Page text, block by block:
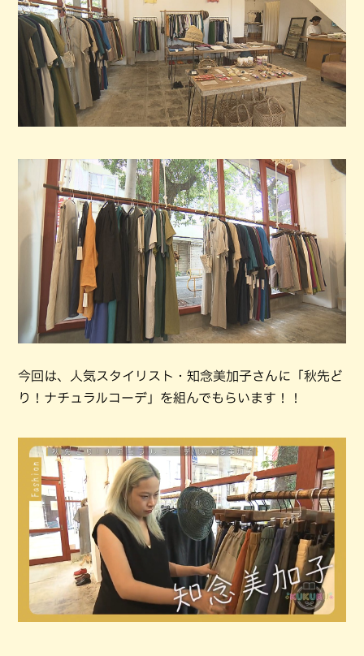
今回は、人気スタイリスト・知念美加子さんに「秋先ど
り！ナチュラルコーデ」を組んでもらいます！！